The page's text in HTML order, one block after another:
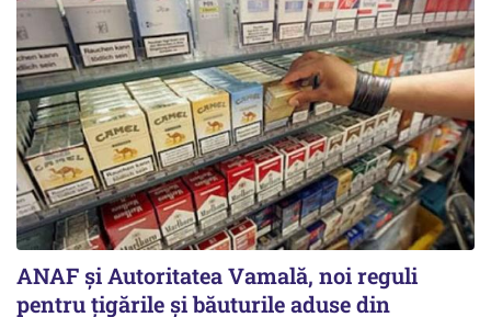
ANAF și Autoritatea Vamală, noi reguli
pentru țigările și băuturile aduse din